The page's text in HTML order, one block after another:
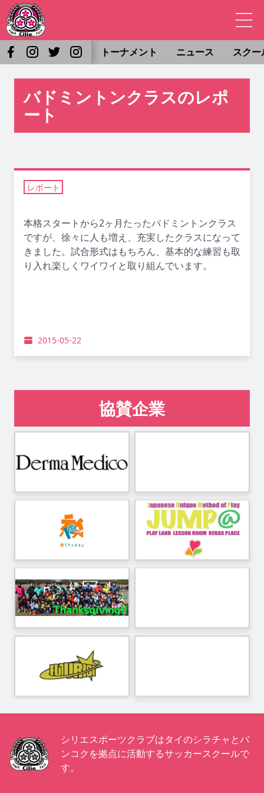
トーナメント ニュース スクー
バドミントンクラスのレポ
ート
レポート
本格スタートから2ヶ月たったバドミントンクラス
ですが、徐々に人も増え、充実したクラスになって
きました。試合形式はもちろん、基本的な練習も取
り入れ楽しくワイワイと取り組んでいます。
2015-05-22
協賛企業
シリエスポーツクラブはタイのシラチャとバ
ンコクを拠点に活動するサッカースクールで
す。